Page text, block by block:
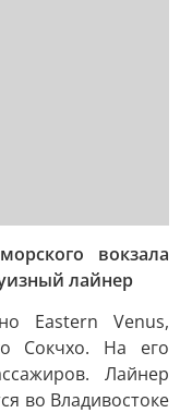
вокзала
лайнер
Eastern Venus,
Сокчхо. На его
Лайнер
во Владивостоке